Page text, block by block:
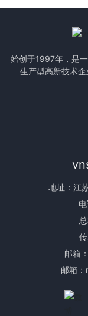
始创于1997年，是
生产型高新技术
地址：江
邮箱：
邮箱：